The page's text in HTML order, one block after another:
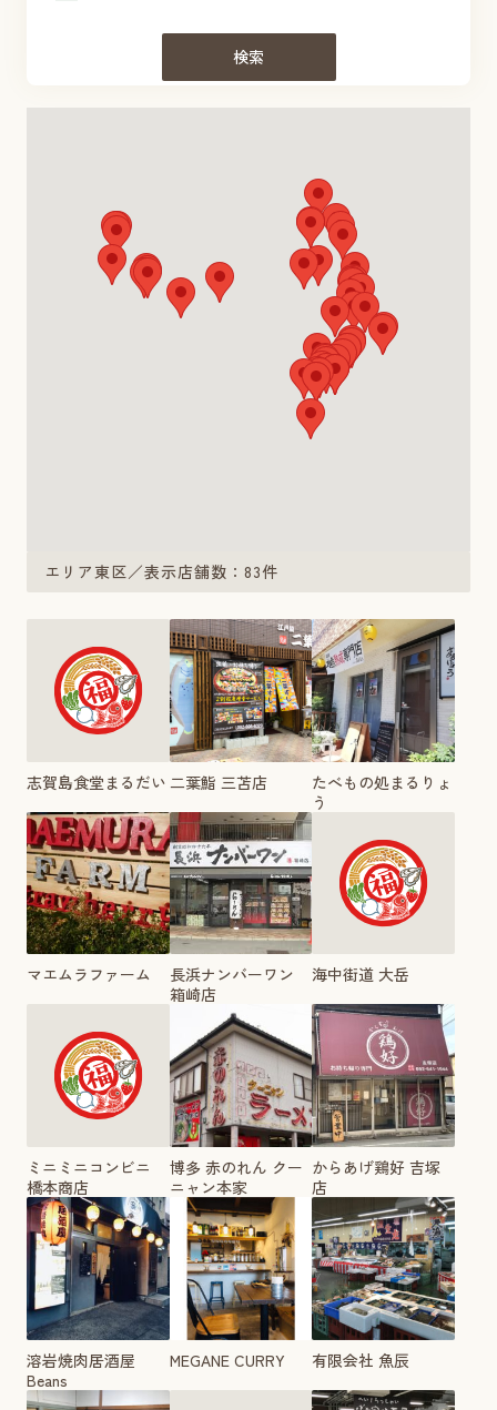
検索
エリア東区／表示店舗数：83件
志賀島食堂まるだい 二葉鮨 三苫店
たべもの処まるりょ
う
マエムラファーム
長浜ナンバーワン
箱崎店
海中街道 大岳
ミニミニコンビニ
橋本商店
博多 赤のれん クー
ニャン本家
からあげ鶏好 吉塚
店
溶岩焼肉居酒屋
Beans
MEGANE CURRY 有限会社 魚辰